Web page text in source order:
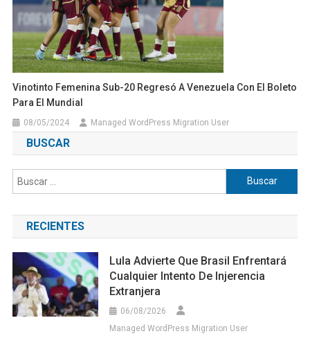
Vinotinto Femenina Sub-20 Regresó A Venezuela Con El Boleto
Para El Mundial
08/05/2024 Managed WordPress Migration User
BUSCAR
Buscar:
RECIENTES
Lula Advierte Que Brasil Enfrentará
Cualquier Intento De Injerencia
Extranjera
06/08/2026
Managed WordPress Migration User